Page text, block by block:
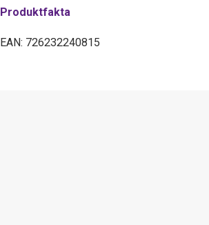
Produktfakta
EAN: 726232240815